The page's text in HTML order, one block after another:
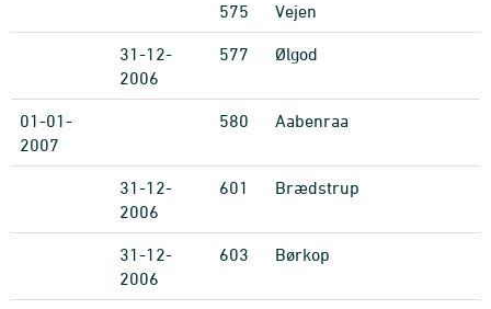
575 Vejen
31-12-
2006
577 Ølgod
01-01-
2007
580 Aabenraa
31-12-
2006
601 Brædstrup
31-12-
2006
603 Børkop